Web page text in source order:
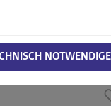
NOTWENDIGE